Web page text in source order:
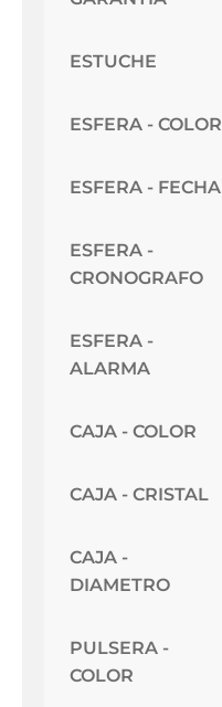
ESTUCHE
ESFERA - COLOR
ESFERA - FECHA
ESFERA -
CRONOGRAFO
ESFERA -
ALARMA
CAJA - COLOR
CAJA - CRISTAL
CAJA -
DIAMETRO
PULSERA -
COLOR